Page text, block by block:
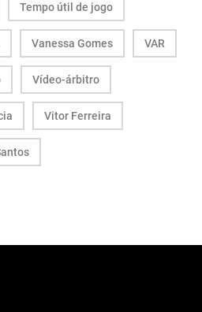
Tempo útil de jogo
Vanessa Gomes VAR
Vídeo-árbitro
Vitor Ferreira